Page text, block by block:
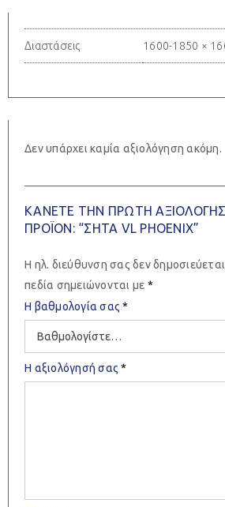
Διαστάσεις 1600-1850 ×
Δεν υπάρχει καμία αξιολόγηση ακόμη.
ΚΆΝΕΤΕ ΤΗΝ ΠΡΏΤΗ
ΠΡΟΪΌΝ: “ΣΗΤΑ VL PHOENIX”
Η ηλ. διεύθυνση σας δεν
πεδία σημειώνονται με *
Η βαθμολογία σας*
Η αξιολόγησή σας*